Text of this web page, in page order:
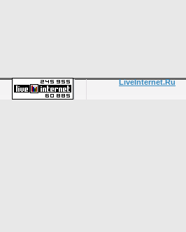
LiveInternet.Ru